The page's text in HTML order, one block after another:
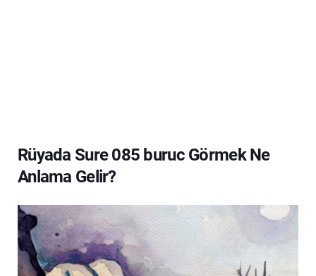
Rüyada Sure 085 buruc Görmek Ne
Anlama Gelir?